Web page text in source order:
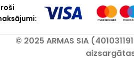
© 2025 ARMAS SIA